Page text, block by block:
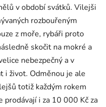
v období svátků. Vilejši
rozbouřeným
z moře, rybáři proto
skočit na mokré a
nebezpečný a v
i život. Odměnou je ale
totiž každým rokem
prodávají i za 10 000 Kč za